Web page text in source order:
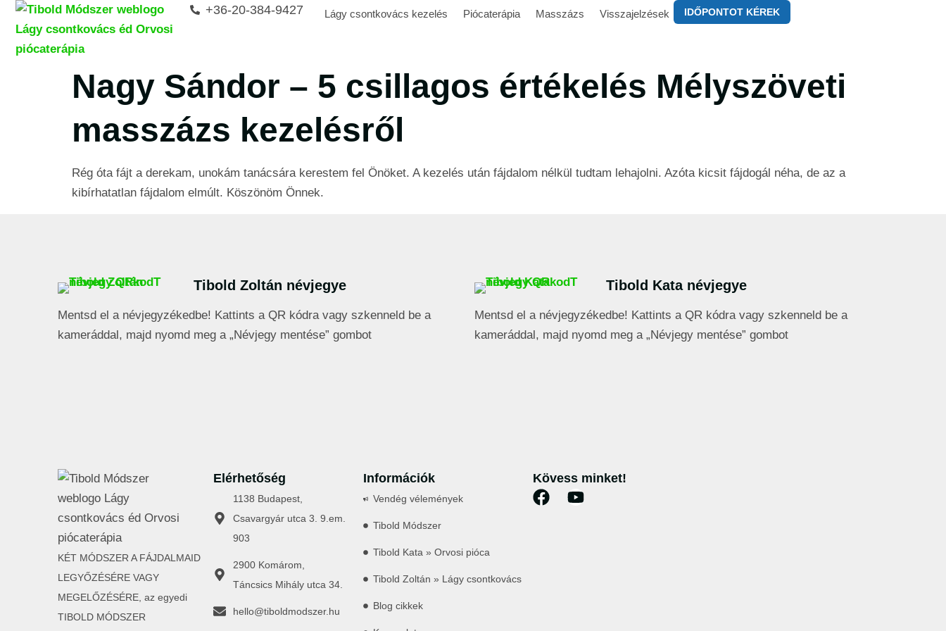
+36-20-384-9427 Lágy csontkovács kezelés Piócaterápia Masszázs Visszajelzések IDŐPONTOT KÉREK
Nagy Sándor – 5 csillagos értékelés Mélyszöveti
masszázs kezelésről
Rég óta fájt a derekam, unokám tanácsára kerestem fel Önöket. A kezelés után fájdalom nélkül tudtam lehajolni. Azóta kicsit fájdogál néha, de az a
kibírhatatlan fájdalom elmúlt. Köszönöm Önnek.
Tibold Zoltán névjegye
Mentsd el a névjegyzékedbe! Kattints a QR kódra vagy szkenneld be a
kameráddal, majd nyomd meg a „Névjegy mentése” gombot
Tibold Kata névjegye
Mentsd el a névjegyzékedbe! Kattints a QR kódra vagy szkenneld be a
kameráddal, majd nyomd meg a „Névjegy mentése” gombot
KÉT MÓDSZER A FÁJDALMAID
LEGYŐZÉSÉRE VAGY
MEGELŐZÉSÉRE, az egyedi
TIBOLD MÓDSZER
Elérhetőség
1138 Budapest,
Csavargyár utca 3. 9.em.
903
2900 Komárom,
Táncsics Mihály utca 34.
hello@tiboldmodszer.hu
Információk
Vendég vélemények
Tibold Módszer
Tibold Kata » Orvosi pióca
Tibold Zoltán » Lágy csontkovács
Blog cikkek
Kövess minket!